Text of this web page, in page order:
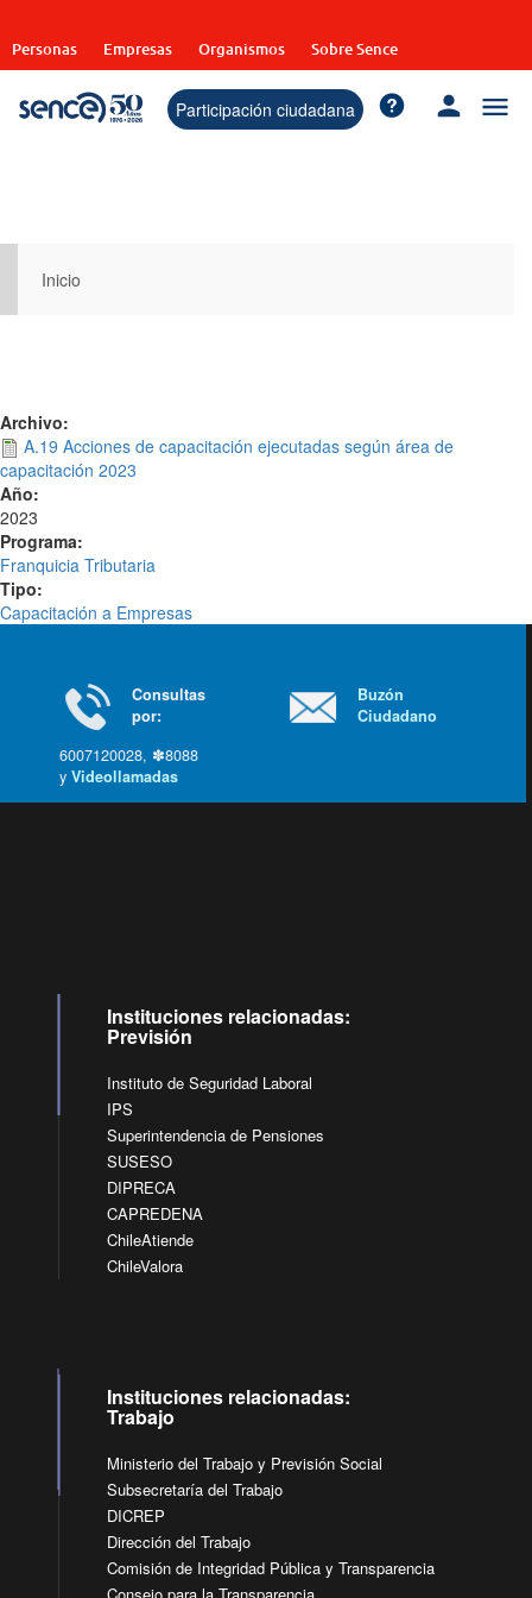
contenido
Personas Empresas Organismos Sobre Sence
Participación ciudadana
Inicio
Archivo:
A.19 Acciones de capacitación ejecutadas según área de
capacitación 2023
Año:
2023
Programa:
Franquicia Tributaria
Tipo:
Capacitación a Empresas
Consultas
por:
6007120028, ✽8088
yVideollamadas
Buzón
Ciudadano
Instituciones relacionadas:
Previsión
Instituto de Seguridad Laboral
IPS
Superintendencia de Pensiones
SUSESO
DIPRECA
CAPREDENA
ChileAtiende
ChileValora
Instituciones relacionadas:
Trabajo
Ministerio del Trabajo y Previsión Social
Subsecretaría del Trabajo
DICREP
Dirección del Trabajo
Comisión de Integridad Pública y Transparencia